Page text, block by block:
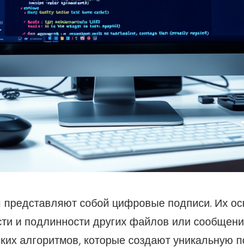
собой цифровые подписи. Их
и подлинности других файлов или
алгоритмов, которые создают уникальную